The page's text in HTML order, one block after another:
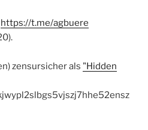
https://t.me/agbuere
zensursicher als "Hidden